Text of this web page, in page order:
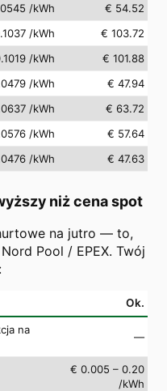
/kWh
€ 54.52
/kWh
€ 103.72
/kWh
€ 101.88
/kWh
€ 47.94
/kWh
€ 63.72
/kWh
€ 57.64
/kWh € 47.63
niż cena spot
na jutro — to,
Pool / EPEX. Twój
Ok.
na
—
€ 0.005 – 0.20
/kWh